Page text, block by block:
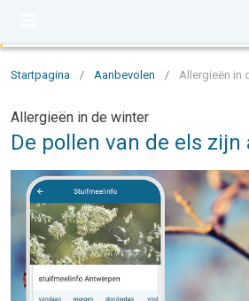
Startpagina / Aanbevolen / Allergieën in
Allergieën in de winter
De pollen van de els